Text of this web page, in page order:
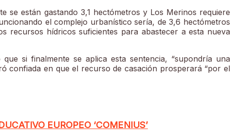
se están gastando 3,1 hectómetros y Los Merinos requiere
el complejo urbanístico sería, de 3,6 hectómetros
recursos hídricos suficientes para abastecer a esta nueva
si finalmente se aplica esta sentencia, “supondría una
confiada en que el recurso de casación prosperará “por el
EUROPEO ‘COMENIUS’